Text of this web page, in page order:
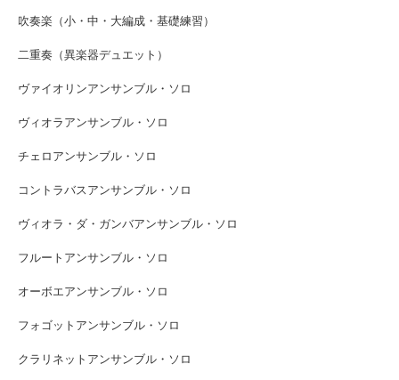
吹奏楽（小・中・大編成・基礎練習）
二重奏（異楽器デュエット）
ヴァイオリンアンサンブル・ソロ
ヴィオラアンサンブル・ソロ
チェロアンサンブル・ソロ
コントラバスアンサンブル・ソロ
ヴィオラ・ダ・ガンバアンサンブル・ソロ
フルートアンサンブル・ソロ
オーボエアンサンブル・ソロ
フォゴットアンサンブル・ソロ
クラリネットアンサンブル・ソロ